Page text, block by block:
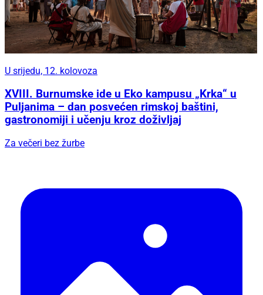
U srijedu, 12. kolovoza
XVIII. Burnumske ide u Eko kampusu „Krka“ u
Puljanima – dan posvećen rimskoj baštini,
gastronomiji i učenju kroz doživljaj
Za večeri bez žurbe